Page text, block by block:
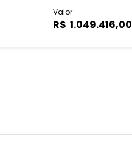
Valor
R$ 1.049.416,00